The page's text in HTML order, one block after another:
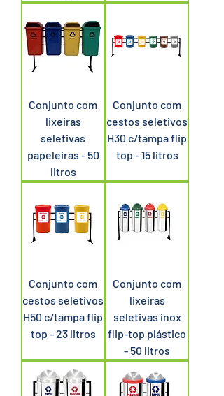
Conjunto com
lixeiras
seletivas
papeleiras - 50
litros
Conjunto com
cestos seletivos
H30 c/tampa flip
top - 15 litros
Conjunto com
cestos seletivos
H50 c/tampa flip
top - 23 litros
Conjunto com
lixeiras
seletivas inox
flip-top plástico
- 50 litros